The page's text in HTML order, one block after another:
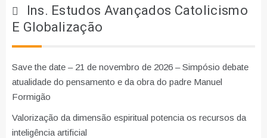
Ins. Estudos Avançados Catolicismo
E Globalização
Save the date – 21 de novembro de 2026 – Simpósio debate
atualidade do pensamento e da obra do padre Manuel
Formigão
Valorização da dimensão espiritual potencia os recursos da
inteligência artificial